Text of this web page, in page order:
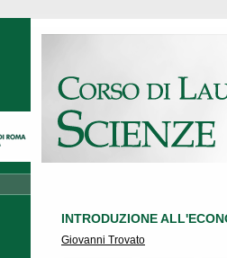
INTRODUZIONE
Giovanni Trovato